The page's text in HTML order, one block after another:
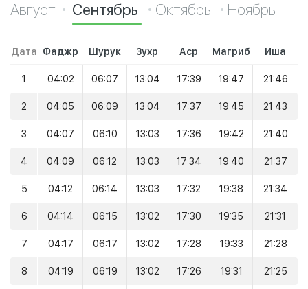
Август Сентябрь Октябрь Ноябрь
Дата Фаджр Шурук Зухр Аср Магриб Иша
1 04:02 06:07 13:04 17:39 19:47 21:46
2 04:05 06:09 13:04 17:37 19:45 21:43
3 04:07 06:10 13:03 17:36 19:42 21:40
4 04:09 06:12 13:03 17:34 19:40 21:37
5 04:12 06:14 13:03 17:32 19:38 21:34
6 04:14 06:15 13:02 17:30 19:35 21:31
7 04:17 06:17 13:02 17:28 19:33 21:28
8 04:19 06:19 13:02 17:26 19:31 21:25